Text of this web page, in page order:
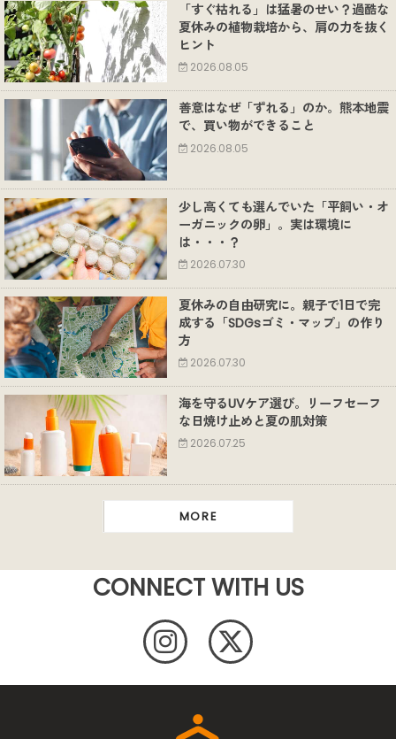
「すぐ枯れる」は猛暑のせい？過酷な
夏休みの植物栽培から、肩の力を抜く
ヒント
2026.08.05
善意はなぜ「ずれる」のか。熊本地震
で、買い物ができること
2026.08.05
少し高くても選んでいた「平飼い・オ
ーガニックの卵」。実は環境に
は・・・？
2026.07.30
夏休みの自由研究に。親子で1日で完
成する「SDGsゴミ・マップ」の作り
方
2026.07.30
海を守るUVケア選び。リーフセーフ
な日焼け止めと夏の肌対策
2026.07.25
MORE
CONNECT WITH US